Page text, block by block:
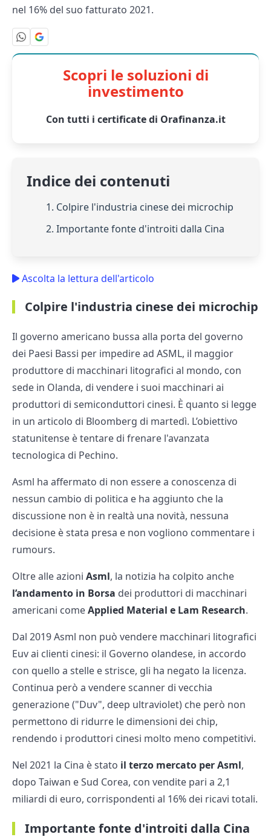
nel 16% del suo fatturato 2021.
Scopri le soluzioni di
investimento
Con tutti i certificate di Orafinanza.it
Indice dei contenuti
1. Colpire l'industria cinese dei microchip
2. Importante fonte d'introiti dalla Cina
Ascolta la lettura dell'articolo
Colpire l'industria cinese dei microchip
Il governo americano bussa alla porta del governo
dei Paesi Bassi per impedire ad ASML, il maggior
produttore di macchinari litografici al mondo, con
sede in Olanda, di vendere i suoi macchinari ai
produttori di semiconduttori cinesi. È quanto si legge
in un articolo di Bloomberg di martedì. L’obiettivo
statunitense è tentare di frenare l'avanzata
tecnologica di Pechino.
Asml ha affermato di non essere a conoscenza di
nessun cambio di politica e ha aggiunto che la
discussione non è in realtà una novità, nessuna
decisione è stata presa e non vogliono commentare i
rumours.
Oltre alle azioni Asml, la notizia ha colpito anche
l’andamento in Borsa dei produttori di macchinari
americani comeApplied Material e Lam Research.
Dal 2019 Asml non può vendere macchinari litografici
Euv ai clienti cinesi: il Governo olandese, in accordo
con quello a stelle e strisce, gli ha negato la licenza.
Continua però a vendere scanner di vecchia
generazione ("Duv", deep ultraviolet) che però non
permettono di ridurre le dimensioni dei chip,
rendendo i produttori cinesi molto meno competitivi.
Nel 2021 la Cina è stato il terzo mercato per Asml,
dopo Taiwan e Sud Corea, con vendite pari a 2,1
miliardi di euro, corrispondenti al 16% dei ricavi totali.
Importante fonte d'introiti dalla Cina